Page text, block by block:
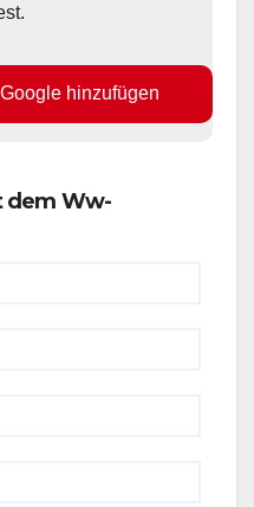
hinzufügen
dem Ww-